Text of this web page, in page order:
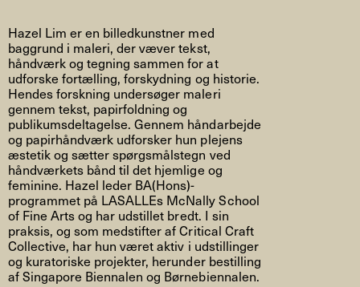
Hazel Lim er en billedkunstner med
baggrund i maleri, der væver tekst,
håndværk og tegning sammen for at
udforske fortælling, forskydning og historie.
Hendes forskning undersøger maleri
gennem tekst, papirfoldning og
publikumsdeltagelse. Gennem håndarbejde
og papirhåndværk udforsker hun plejens
æstetik og sætter spørgsmålstegn ved
håndværkets bånd til det hjemlige og
feminine. Hazel leder BA(Hons)-
programmet på LASALLEs McNally School
of Fine Arts og har udstillet bredt. I sin
praksis, og som medstifter af Critical Craft
Collective, har hun været aktiv i udstillinger
og kuratoriske projekter, herunder bestilling
af Singapore Biennalen og Børnebiennalen.